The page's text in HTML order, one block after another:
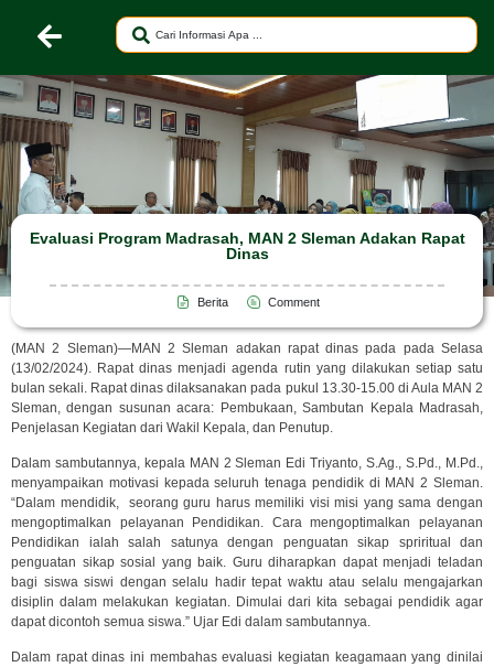
Evaluasi Program Madrasah, MAN 2 Sleman Adakan Rapat
Dinas
Berita Comment
(MAN 2 Sleman)—MAN 2 Sleman adakan rapat dinas pada pada Selasa
(13/02/2024). Rapat dinas menjadi agenda rutin yang dilakukan setiap satu
bulan sekali. Rapat dinas dilaksanakan pada pukul 13.30-15.00 di Aula MAN 2
Sleman, dengan susunan acara: Pembukaan, Sambutan Kepala Madrasah,
Penjelasan Kegiatan dari Wakil Kepala, dan Penutup.
Dalam sambutannya, kepala MAN 2 Sleman Edi Triyanto, S.Ag., S.Pd., M.Pd.,
menyampaikan motivasi kepada seluruh tenaga pendidik di MAN 2 Sleman.
“Dalam mendidik, seorang guru harus memiliki visi misi yang sama dengan
mengoptimalkan pelayanan Pendidikan. Cara mengoptimalkan pelayanan
Pendidikan ialah salah satunya dengan penguatan sikap spriritual dan
penguatan sikap sosial yang baik. Guru diharapkan dapat menjadi teladan
bagi siswa siswi dengan selalu hadir tepat waktu atau selalu mengajarkan
disiplin dalam melakukan kegiatan. Dimulai dari kita sebagai pendidik agar
dapat dicontoh semua siswa.” Ujar Edi dalam sambutannya.
Dalam rapat dinas ini membahas evaluasi kegiatan keagamaan yang dinilai